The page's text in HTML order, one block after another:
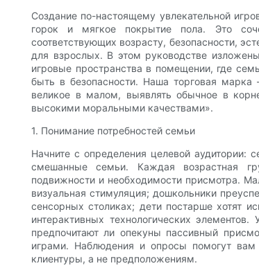
Создание по-настоящему увлекательной
горок и мягкое покрытие пола. Это
соответствующих возрасту, безопасности,
для взрослых. В этом руководстве
игровые пространства в помещении, где
быть в безопасности. Наша торговая
великое в малом, выявлять обычное в
высокими моральными качествами».
1. Понимание потребностей семьи
Начните с определения целевой
смешанные семьи. Каждая возрастная
подвижности и необходимости присмотра.
визуальная стимуляция; дошкольники
сенсорных столиках; дети постарше хотят
интерактивных технологических
предпочитают ли опекуны пассивный
играми. Наблюдения и опросы помогут
клиентуры, а не предположениям.